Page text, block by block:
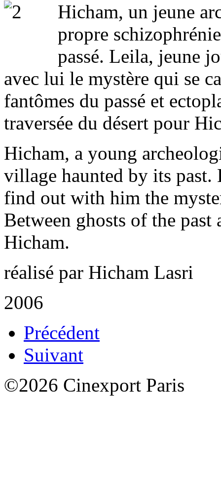
Hicham, un jeune
propre
passé. Leila, jeune
avec lui le mystère qui se
fantômes du passé et
traversée du désert pour
Hicham, a young
village haunted by its
find out with him the
Between ghosts of the
Hicham.
réalisé par Hicham Lasri
2006
Précédent
Suivant
©2026 Cinexport Paris